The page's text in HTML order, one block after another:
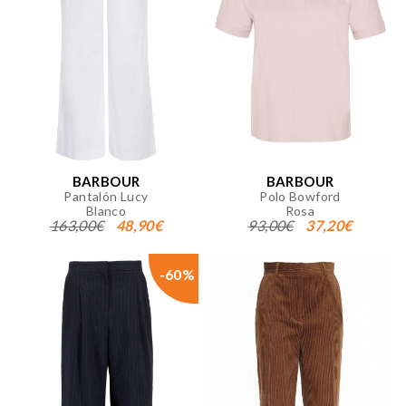
BARBOUR
Pantalón Lucy
Blanco
163,00€ 48,90€
BARBOUR
Polo Bowford
Rosa
93,00€ 37,20€
-60%